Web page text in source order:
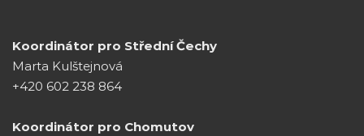
Koordinátor pro Střední Čechy
Marta Kulštejnová
+420 602 238 864
Koordinátor pro Chomutov